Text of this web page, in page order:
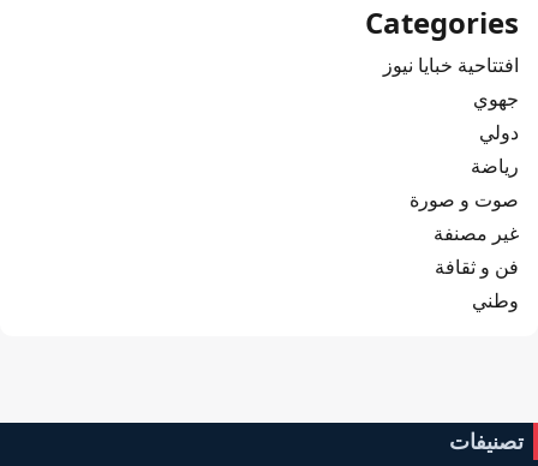
Categories
افتتاحية خبايا نيوز
جهوي
دولي
رياضة
صوت و صورة
غير مصنفة
فن و ثقافة
وطني
تصنيفات